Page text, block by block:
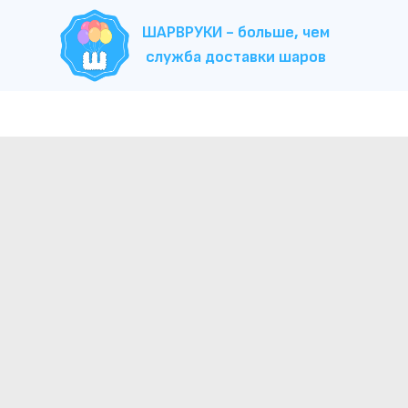
ШАРВРУКИ - больше, чем
служба доставки шаров